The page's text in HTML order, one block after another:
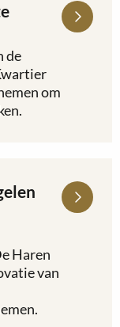
de
om
Haren
van